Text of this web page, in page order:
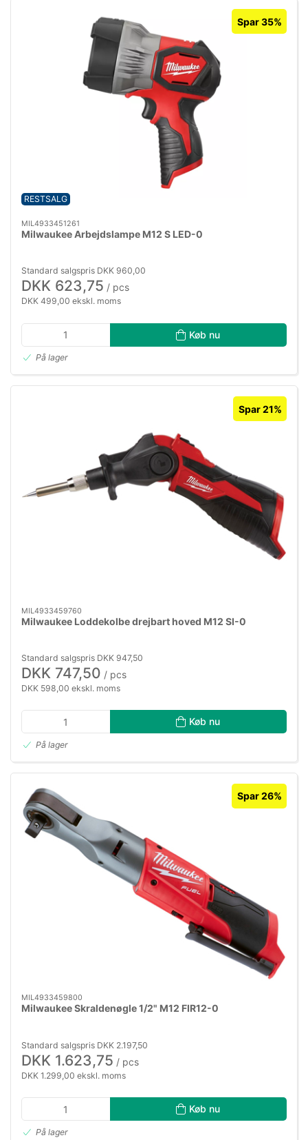
RESTSALG
Spar 35%
MIL4933451261
Milwaukee Arbejdslampe M12 S LED-0
Standard salgspris DKK 960,00
DKK 623,75 / pcs
DKK 499,00 ekskl. moms
Køb nu
På lager
Spar 21%
MIL4933459760
Milwaukee Loddekolbe drejbart hoved M12 SI-0
Standard salgspris DKK 947,50
DKK 747,50 / pcs
DKK 598,00 ekskl. moms
Køb nu
På lager
Spar 26%
MIL4933459800
Milwaukee Skraldenøgle 1/2" M12 FIR12-0
Standard salgspris DKK 2.197,50
DKK 1.623,75 / pcs
DKK 1.299,00 ekskl. moms
Køb nu
På lager